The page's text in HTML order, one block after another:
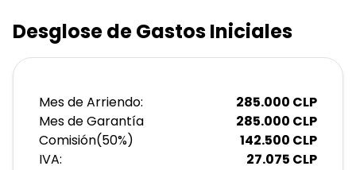
Desglose de Gastos Iniciales
Mes de Arriendo: 285.000 CLP
Mes de Garantía
285.000 CLP
Comisión(50%) 142.500 CLP
IVA:
27.075 CLP